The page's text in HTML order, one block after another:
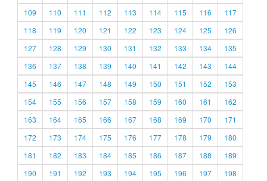
109
110 111 112 113 114 115 116
117
118
119 120 121 122 123 124 125
126
127
128 129 130 131 132 133 134
135
136
137 138 139 140 141 142 143
144
145
146 147 148 149 150 151 152
153
154
155 156 157 158 159 160 161
162
163
164 165 166 167 168 169 170
171
172
173 174 175 176 177 178 179
180
181
182 183 184 185 186 187 188
189
190
191 192 193 194 195 196 197
198